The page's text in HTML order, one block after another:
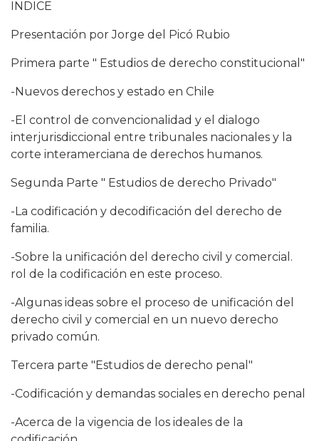
INDICE
Presentación por Jorge del Picó Rubio
Primera parte " Estudios de derecho constitucional"
-Nuevos derechos y estado en Chile
-El control de convencionalidad y el dialogo
interjurisdiccional entre tribunales nacionales y la
corte interamerciana de derechos humanos.
Segunda Parte " Estudios de derecho Privado"
-La codificación y decodificación del derecho de
familia.
-Sobre la unificación del derecho civil y comercial.
rol de la codificación en este proceso.
-Algunas ideas sobre el proceso de unificación del
derecho civil y comercial en un nuevo derecho
privado común.
Tercera parte "Estudios de derecho penal"
-Codificación y demandas sociales en derecho penal
-Acerca de la vigencia de los ideales de la